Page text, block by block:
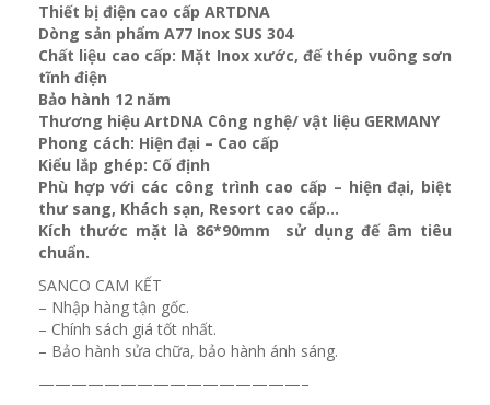
Thiết bị điện cao cấp ARTDNA
Dòng sản phẩm A77 Inox SUS 304
Chất liệu cao cấp: Mặt Inox xước, đế thép vuông sơn
tĩnh điện
Bảo hành 12 năm
Thương hiệu ArtDNA Công nghệ/ vật liệu GERMANY
Phong cách: Hiện đại – Cao cấp
Kiểu lắp ghép: Cố định
Phù hợp với các công trình cao cấp – hiện đại, biệt
thư sang, Khách sạn, Resort cao cấp…
Kích thước mặt là 86*90mm sử dụng đế âm tiêu
chuẩn.
SANCO CAM KẾT
– Nhập hàng tận gốc.
– Chính sách giá tốt nhất.
– Bảo hành sửa chữa, bảo hành ánh sáng.
————————————————–